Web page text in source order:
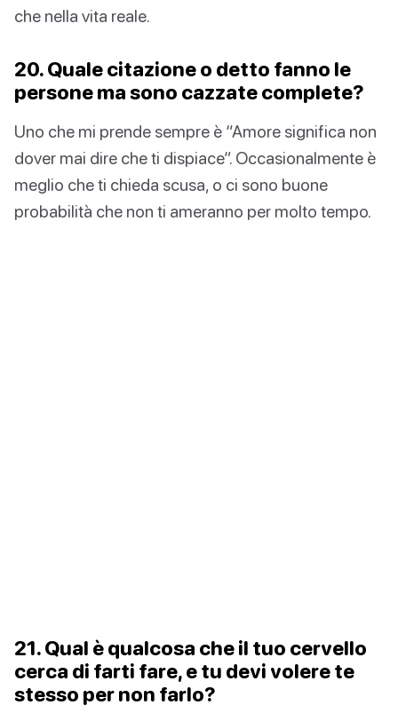
che nella vita reale.
20. Quale citazione o detto fanno le
persone ma sono cazzate complete?
Uno che mi prende sempre è “Amore significa non
dover mai dire che ti dispiace”. Occasionalmente è
meglio che ti chieda scusa, o ci sono buone
probabilità che non ti ameranno per molto tempo.
21. Qual è qualcosa che il tuo cervello
cerca di farti fare, e tu devi volere te
stesso per non farlo?